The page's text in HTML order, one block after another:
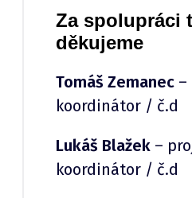
Za spolupráci
děkujeme
Tomáš Zemanec –
koordinátor / č.d
Lukáš Blažek –
koordinátor / č.d